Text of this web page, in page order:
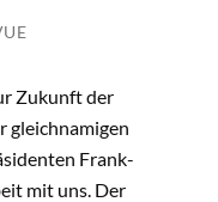
Zukunft der
gleichnamigen
Frank-
mit uns. Der